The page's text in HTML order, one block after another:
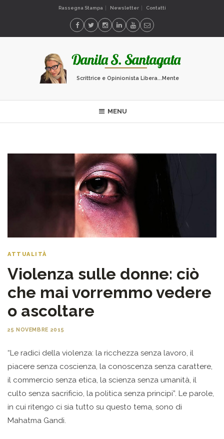
Rassegna Stampa Newsletter Contatti
Scrittrice e Opinionista Libera...Mente
MENU
ATTUALITÀ
Violenza sulle donne: ciò
che mai vorremmo vedere
o ascoltare
25 NOVEMBRE 2015
“Le radici della violenza: la ricchezza senza lavoro, il
piacere senza coscienza, la conoscenza senza carattere,
il commercio senza etica, la scienza senza umanità, il
culto senza sacrificio, la politica senza principi”. Le parole,
in cui ritengo ci sia tutto su questo tema, sono di
Mahatma Gandi.